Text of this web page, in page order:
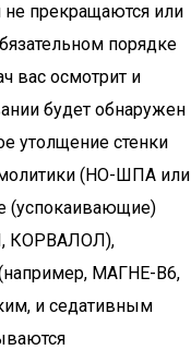
прекращаются или
порядке
вас осмотрит и
будет обнаружен
утолщение стенки
(НО-ШПА или
(успокаивающие)
КОРВАЛОЛ),
МАГНЕ-В6,
и седативным